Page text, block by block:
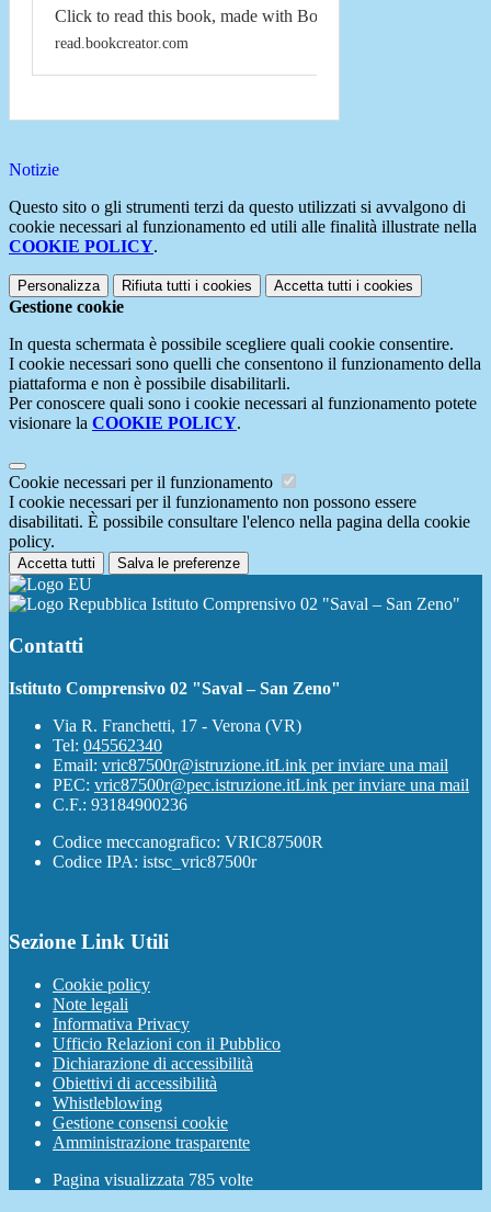
Click to read this book, made with Book Creator
read.bookcreator.com
Notizie
Questo sito o gli strumenti terzi da questo utilizzati si avvalgono di
cookie necessari al funzionamento ed utili alle finalità illustrate nella
COOKIE POLICY.
Personalizza Rifiuta tutti i cookies Accetta tutti i cookies
Gestione cookie
In questa schermata è possibile scegliere quali cookie consentire.
I cookie necessari sono quelli che consentono il funzionamento della
piattaforma e non è possibile disabilitarli.
Per conoscere quali sono i cookie necessari al funzionamento potete
visionare la COOKIE POLICY.
Cookie necessari per il funzionamento
I cookie necessari per il funzionamento non possono essere
disabilitati. È possibile consultare l'elenco nella pagina della cookie
policy.
Accetta tutti Salva le preferenze
Istituto Comprensivo 02 "Saval – San Zeno"
Contatti
Istituto Comprensivo 02 "Saval – San Zeno"
Via R. Franchetti, 17 - Verona (VR)
Tel: 045562340
Email: vric87500r@istruzione.itLink per inviare una mail
PEC: vric87500r@pec.istruzione.itLink per inviare una mail
C.F.: 93184900236
Codice meccanografico: VRIC87500R
Codice IPA: istsc_vric87500r
Sezione Link Utili
Cookie policy
Note legali
Informativa Privacy
Ufficio Relazioni con il Pubblico
Dichiarazione di accessibilità
Obiettivi di accessibilità
Whistleblowing
Gestione consensi cookie
Amministrazione trasparente
Pagina visualizzata 785 volte